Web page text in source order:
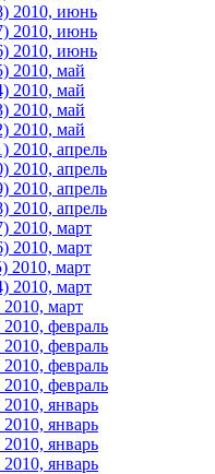
2010, июнь
2010, июнь
2010, июнь
2010, май
2010, май
2010, май
2010, май
2010, апрель
2010, апрель
2010, апрель
2010, апрель
2010, март
2010, март
2010, март
2010, март
март
февраль
февраль
февраль
февраль
январь
январь
январь
январь